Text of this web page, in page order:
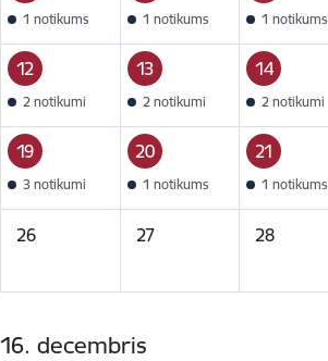
1 notikums 1 notikums 1 notikums
12
2 notikumi
13
2 notikumi
14
2 notikumi
19
3 notikumi
20
1 notikums
21
1 notikums
26 27 28
16. decembris